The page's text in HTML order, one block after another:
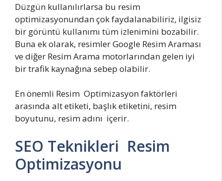
Düzgün kullanılırlarsa bu resim
optimizasyonundan çok faydalanabiliriz, ilgisiz
bir görüntü kullanımı tüm izlenimini bozabilir.
Buna ek olarak, resimler Google Resim Araması
ve diğer Resim Arama motorlarından gelen iyi
bir trafik kaynağına sebep olabilir.
En önemli Resim Optimizasyon faktörleri
arasında alt etiketi, başlık etiketini, resim
boyutunu, resim adını içerir.
SEO Teknikleri Resim
Optimizasyonu